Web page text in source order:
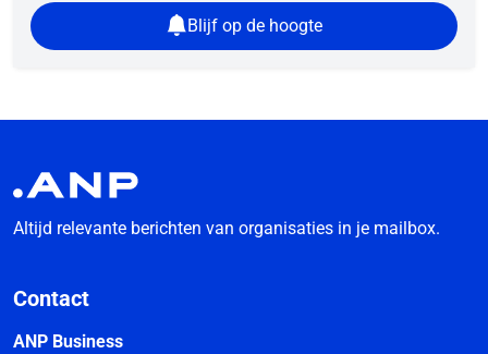
Blijf op de hoogte
Altijd relevante berichten van organisaties in je mailbox.
Contact
ANP Business